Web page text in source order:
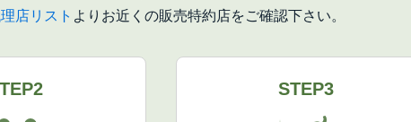
店リスト よりお近くの販売特約店をご確認下さい。
STEP3